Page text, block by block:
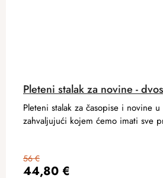
Pleteni stalak za novine -
44,80 €
56 €
Pleteni stalak za časopise i novine
zahvaljujući kojem ćemo imati sve